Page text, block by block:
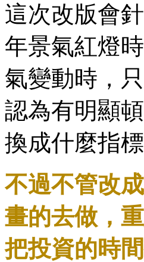
這次改版會
年景氣紅燈
氣變動時，
認為有明顯
換成什麼指
不過不管改
畫的去做，
把投資的時